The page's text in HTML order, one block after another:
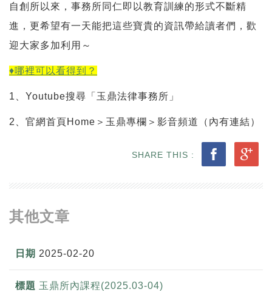
自創所以來，事務所同仁即以教育訓練的形式不斷精
進，更希望有一天能把這些寶貴的資訊帶給讀者們，歡
迎大家多加利用～
♦哪裡可以看得到？
1、Youtube搜尋「玉鼎法律事務所」
2、官網首頁Home＞玉鼎專欄＞影音頻道（內有連結）
SHARE THIS :
其他文章
2025-02-20
玉鼎所內課程(2025.03-04)